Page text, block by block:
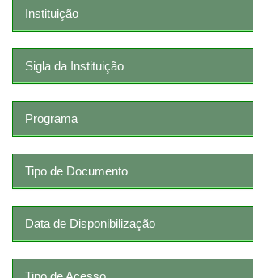
Instituição
Sigla da Instituição
Programa
Tipo de Documento
Data de Disponibilização